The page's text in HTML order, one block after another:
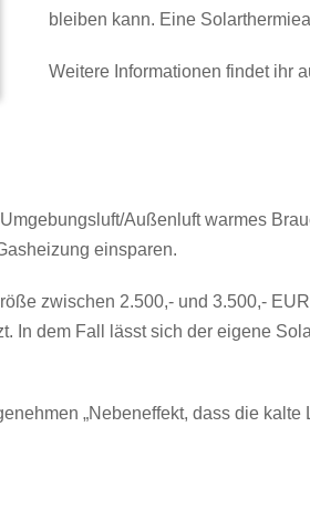
bleiben kann. Eine
Weitere Informationen findet ihr
Außenluft warmes
einsparen.
zwischen 2.500,- und 3.500,-
In dem Fall lässt sich der eigene
„Nebeneffekt, dass die